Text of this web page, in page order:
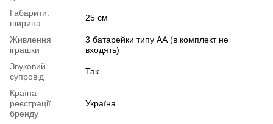
Габарити:
ширина
25 см
Живлення
іграшки
3 батарейки типу АА (в комплект не
входять)
Звуковий
супровід
Так
Країна
реєстрації
бренду
Україна